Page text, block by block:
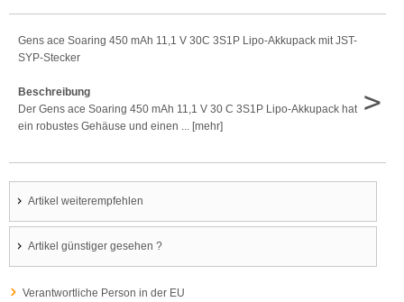
Gens ace Soaring 450 mAh 11,1 V 30C 3S1P Lipo-Akkupack mit JST-
SYP-Stecker
Beschreibung
Der Gens ace Soaring 450 mAh 11,1 V 30 C 3S1P Lipo-Akkupack hat
ein robustes Gehäuse und einen ... [mehr]
>
Artikel weiterempfehlen
Artikel günstiger gesehen ?
Verantwortliche Person in der EU